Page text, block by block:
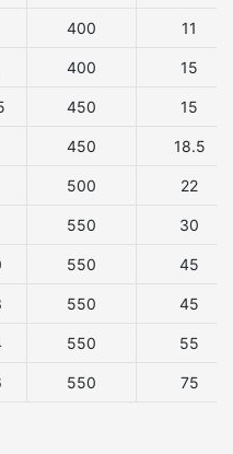
400 11
400 15
450 15
450 18.5
500 22
550 30
550 45
550 45
550 55
550 75